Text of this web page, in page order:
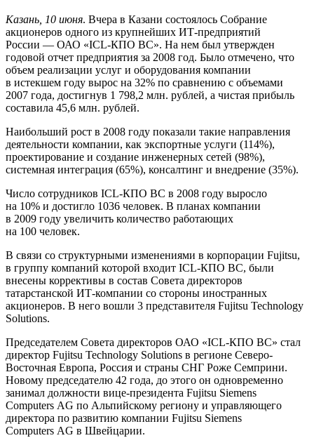
Казань, 10 июня. Вчера в Казани состоялось Собрание
акционеров одного из крупнейших ИТ-предприятий
России — ОАО «ICL-КПО ВС». На нем был утвержден
годовой отчет предприятия за 2008 год. Было отмечено, что
объем реализации услуг и оборудования компании
в истекшем году вырос на 32% по сравнению с объемами
2007 года, достигнув 1 798,2 млн. рублей, а чистая прибыль
cоставила 45,6 млн. рублей.
Наибольший рост в 2008 году показали такие направления
деятельности компании, как экспортные услуги (114%),
проектирование и создание инженерных сетей (98%),
системная интеграция (65%), консалтинг и внедрение (35%).
Число сотрудников ICL-КПО ВС в 2008 году выросло
на 10% и достигло 1036 человек. В планах компании
в 2009 году увеличить количество работающих
на 100 человек.
В связи со структурными изменениями в корпорации Fujitsu,
в группу компаний которой входит ICL-КПО ВС, были
внесены коррективы в состав Совета директоров
татарстанской ИТ-компании со стороны иностранных
акционеров. В него вошли 3 представителя Fujitsu Technology
Solutions.
Председателем Совета директоров ОАО «ICL-КПО ВС» стал
директор Fujitsu Technology Solutions в регионе Северо-
Восточная Европа, Россия и страны СНГ Роже Семприни.
Новому председателю 42 года, до этого он одновременно
занимал должности вице-президента Fujitsu Siemens
Computers AG по Альпийскому региону и управляющего
директора по развитию компании Fujitsu Siemens
Computers AG в Швейцарии.